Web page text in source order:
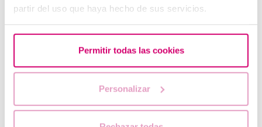
partir del uso que haya hecho de sus servicios.
Permitir todas las cookies
Personalizar